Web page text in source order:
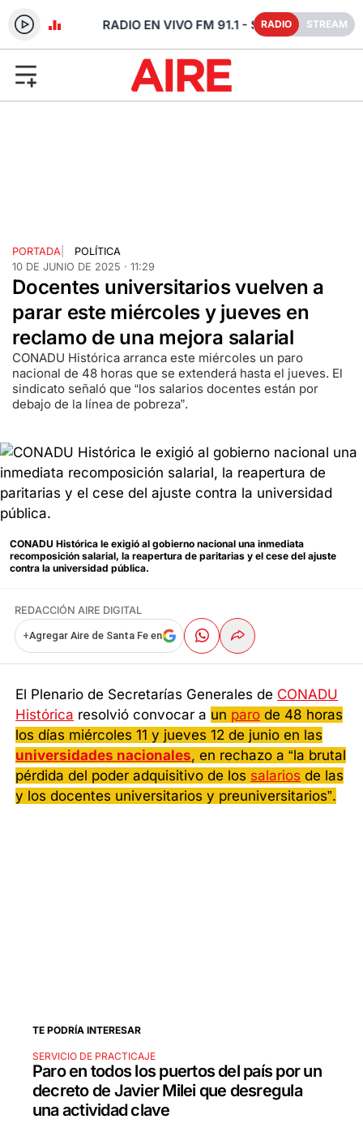
FE RADIO STREAM
PORTADA
POLÍTICA
10 DE JUNIO DE 2025 · 11:29
Docentes universitarios vuelven a
parar este miércoles y jueves en
reclamo de una mejora salarial
CONADU Histórica arranca este miércoles un paro
nacional de 48 horas que se extenderá hasta el jueves. El
sindicato señaló que “los salarios docentes están por
debajo de la línea de pobreza”.
CONADU Histórica le exigió al gobierno nacional una inmediata
recomposición salarial, la reapertura de paritarias y el cese del ajuste
contra la universidad pública.
REDACCIÓN AIRE DIGITAL
+Agregar Aire de Santa Fe en
El Plenario de Secretarías Generales de CONADU
Histórica resolvió convocar a un paro de 48 horas
los días miércoles 11 y jueves 12 de junio en las
universidades nacionales, en rechazo a “la brutal
pérdida del poder adquisitivo de los salarios de las
y los docentes universitarios y preuniversitarios”.
TE PODRÍA INTERESAR
SERVICIO DE PRACTICAJE
Paro en todos los puertos del país por un
decreto de Javier Milei que desregula
una actividad clave